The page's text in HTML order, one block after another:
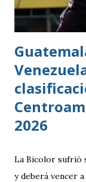
2026
La Bicolor sufrió
y deberá vencer